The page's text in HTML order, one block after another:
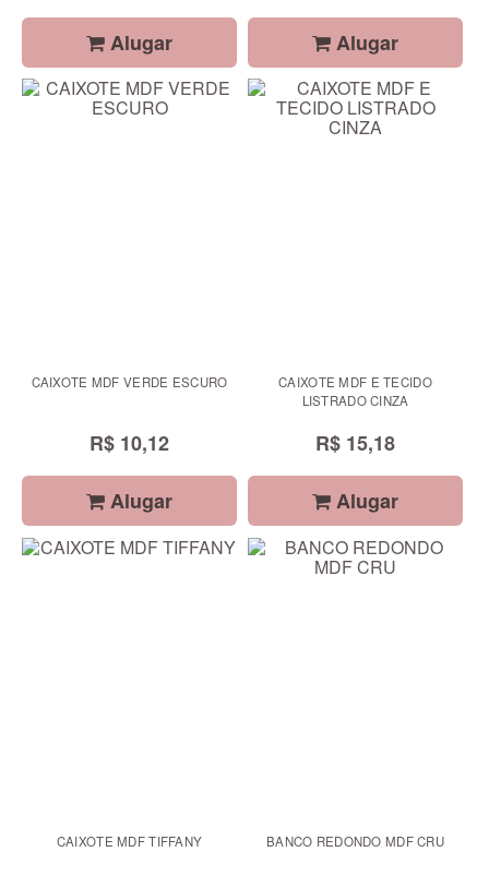
Alugar Alugar
CAIXOTE MDF VERDE ESCURO
R$ 10,12
Alugar
CAIXOTE MDF E TECIDO
LISTRADO CINZA
R$ 15,18
Alugar
CAIXOTE MDF TIFFANY BANCO REDONDO MDF CRU